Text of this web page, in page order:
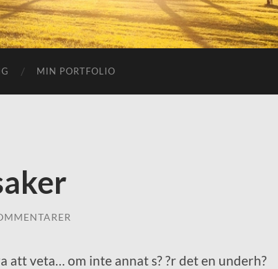
MIN PORTFOLIO
att veta… om inte annat s? ?r det en underh?